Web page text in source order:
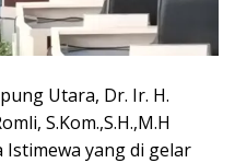
Utara, Dr. Ir. H.
S.Kom.,S.H.,M.H
yang di gelar